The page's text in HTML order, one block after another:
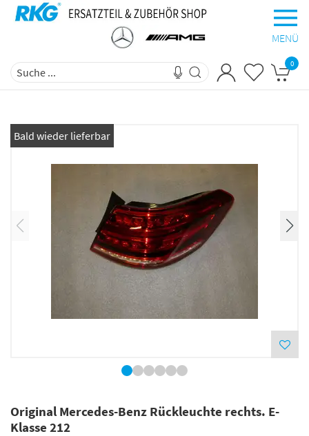
MENÜ
0
Bald wieder lieferbar
Original Mercedes-Benz Rückleuchte rechts. E-
Klasse 212